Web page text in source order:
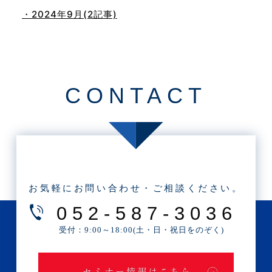
・2024年9月(2記事)
・2024年3月(1記事)
・2022年9月(3記事)
・2022年7月(1記事)
・2022年6月(1記事)
・2022年4月(1記事)
CONTACT
お気軽にお問い合わせ・ご相談ください。
052-587-3036
受付：9:00～18:00(土・日・祝日をのぞく)